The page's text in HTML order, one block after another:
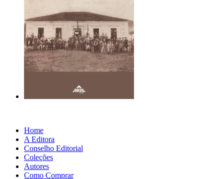
Home
A Editora
Conselho Editorial
Coleções
Autores
Como Comprar